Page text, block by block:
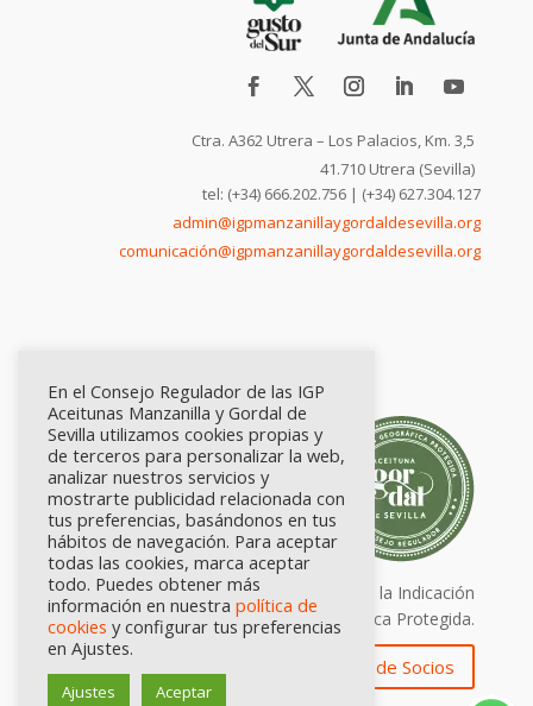
Ctra. A362 Utrera – Los Palacios, Km. 3,5
41.710 Utrera (Sevilla)
tel: (+34) 666.202.756 | (+34) 627.304.127
admin@igpmanzanillaygordaldesevilla.org
comunicación@igpmanzanillaygordaldesevilla.org
Calidad certificada por Origen. Sellos de la Indicación
Geográfica Protegida.
Zona de Socios
En el Consejo Regulador de las IGP
Aceitunas Manzanilla y Gordal de
Sevilla utilizamos cookies propias y
de terceros para personalizar la web,
analizar nuestros servicios y
mostrarte publicidad relacionada con
tus preferencias, basándonos en tus
hábitos de navegación. Para aceptar
todas las cookies, marca aceptar
todo. Puedes obtener más
información en nuestra política de
cookies y configurar tus preferencias
en Ajustes.
Ajustes Aceptar